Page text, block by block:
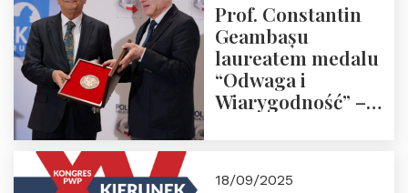
Prof. Constantin
Geambașu
laureatem medalu
“Odwaga i
Wiarygodność” –
18/09/2025